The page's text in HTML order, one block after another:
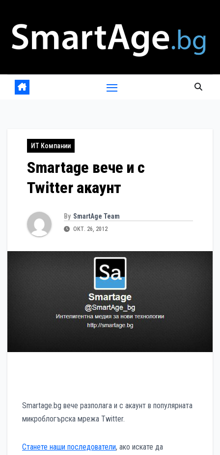
content
ИТ Компании
Smartage вече и с
Twitter акаунт
By SmartAge Team
ОКТ. 26, 2012
Smartage.bg вече разполага и с акаунт в популярната
микроблогърска мрежа Twitter.
Станете наши последователи, ако искате да